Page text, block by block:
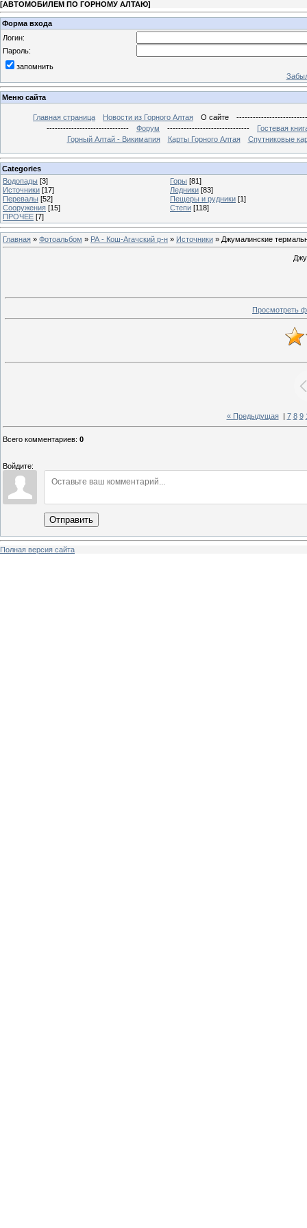
[АВТОМОБИЛЕМ ПО ГОРНОМУ АЛТАЮ]
Форма входа
Логин:
Пароль:
запомнить
Меню сайта
Главная страница Новости из Горного Алтая О сайте
------------------------------
Форум ------------------------------
Гостевая
Горный Алтай - Викимапия
Карты Горного Алтая Спутниковые
Categories
Водопады [3] Горы [81]
Источники [17] Ледники [83]
Перевалы [52] Пещеры и рудники [1]
Сооружения [15] Степи [118]
ПРОЧЕЕ [7]
Главная » Фотоальбом » РА - Кош-Агачский р-н » Источники » Джумалинские
Просмотреть
« Предыдущая| 7 8 9
Всего комментариев: 0
Войдите:
Отправить
Полная версия сайта